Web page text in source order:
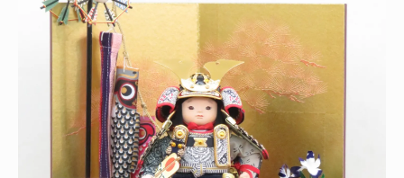
泰玉スガ人形店ならではの伝統技術の魅力
健やかな成長願う五月人形の選び方ガイド
子供の成長を願う五月人形選びのポイント
松崎幸一光作や泰玉スガ人形店の魅力比較
鎧飾りと兜飾りの違いを理解した賢い選択
コンパクトな鎧兜の飾り方と配置の工夫